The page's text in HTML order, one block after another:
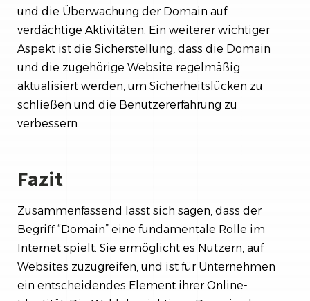
und die Überwachung der Domain auf
verdächtige Aktivitäten. Ein weiterer wichtiger
Aspekt ist die Sicherstellung, dass die Domain
und die zugehörige Website regelmäßig
aktualisiert werden, um Sicherheitslücken zu
schließen und die Benutzererfahrung zu
verbessern.
Fazit
Zusammenfassend lässt sich sagen, dass der
Begriff “Domain” eine fundamentale Rolle im
Internet spielt. Sie ermöglicht es Nutzern, auf
Websites zuzugreifen, und ist für Unternehmen
ein entscheidendes Element ihrer Online-